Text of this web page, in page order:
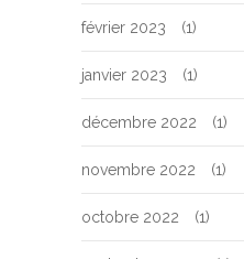
février 2023 (1)
janvier 2023 (1)
décembre 2022 (1)
novembre 2022 (1)
octobre 2022 (1)